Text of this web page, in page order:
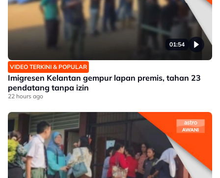
01:54
VIDEO TERKINI & POPULAR
Imigresen Kelantan gempur lapan premis, tahan 23
pendatang tanpa izin
22 hours ago